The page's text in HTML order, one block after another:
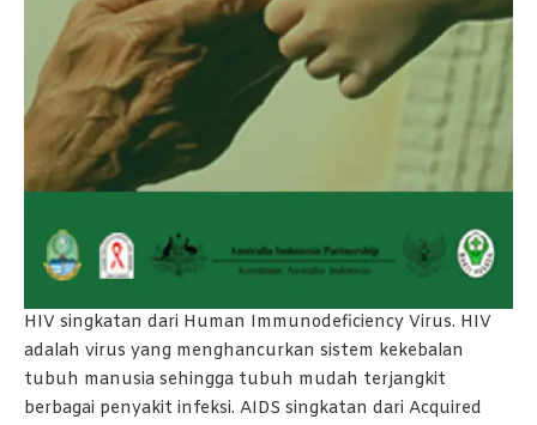
HIV singkatan dari Human Immunodeficiency Virus. HIV
adalah virus yang menghancurkan sistem kekebalan
tubuh manusia sehingga tubuh mudah terjangkit
berbagai penyakit infeksi. AIDS singkatan dari Acquired